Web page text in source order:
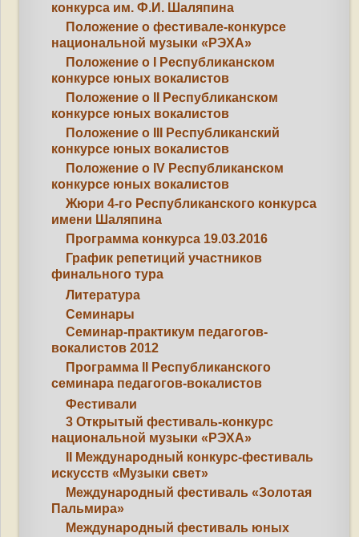
конкурса им. Ф.И. Шаляпина
Положение о фестивале-конкурсе
национальной музыки «РЭХА»
Положение о I Республиканском
конкурсе юных вокалистов
Положение о II Республиканском
конкурсе юных вокалистов
Положение о III Республиканский
конкурсе юных вокалистов
Положение о IV Республиканском
конкурсе юных вокалистов
Жюри 4-го Республиканского конкурса
имени Шаляпина
Программа конкурса 19.03.2016
График репетиций участников
финального тура
Литература
Семинары
Семинар-практикум педагогов-
вокалистов 2012
Программа II Республиканского
семинара педагогов-вокалистов
Фестивали
3 Открытый фестиваль-конкурс
национальной музыки «РЭХА»
II Международный конкурс-фестиваль
искусств «Музыки свет»
Международный фестиваль «Золотая
Пальмира»
Международный фестиваль юных